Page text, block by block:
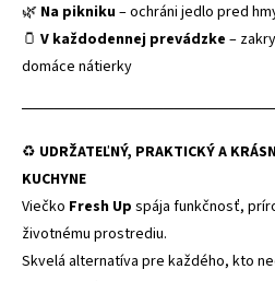
🌿 Na pikniku– ochráni jedlo pred
🫙 V každodennej prevádzke –
domáce nátierky
♻️ UDRŽATEĽNÝ, PRAKTICKÝ A
KUCHYNE
Viečko Fresh Up spája funkčnosť,
životnému prostrediu.
Skvelá alternatíva pre každého, kto